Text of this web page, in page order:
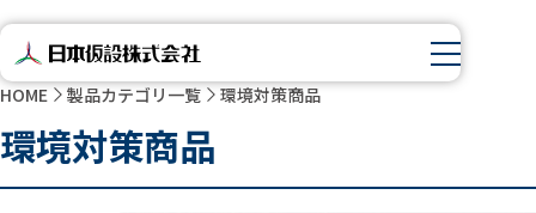
HOME 製品カテゴリ一覧 環境対策商品
環境対策商品